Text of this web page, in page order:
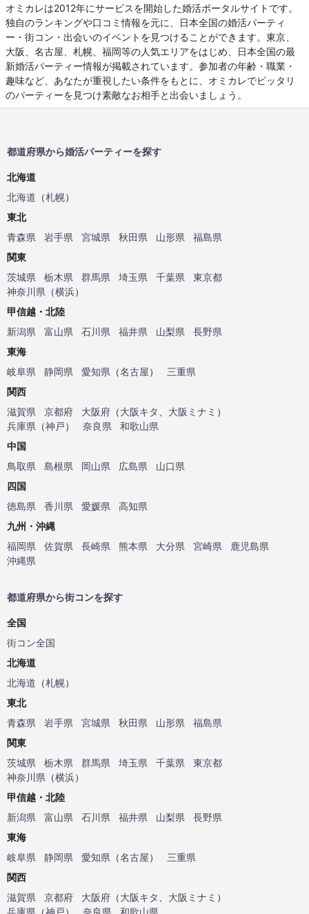
オミカレは2012年にサービスを開始した婚活ポータルサイトです。
独自のランキングや口コミ情報を元に、日本全国の婚活パーティ
ー・街コン・出会いのイベントを見つけることができます。東京、
大阪、名古屋、札幌、福岡等の人気エリアをはじめ、日本全国の最
新婚活パーティー情報が掲載されています。参加者の年齢・職業・
趣味など、あなたが重視したい条件をもとに、オミカレでピッタリ
のパーティーを見つけ素敵なお相手と出会いましょう。
都道府県から婚活パーティーを探す
北海道
北海道 （札幌）
東北
青森県
岩手県 宮城県 秋田県 山形県
福島県
関東
茨城県
栃木県 群馬県 埼玉県 千葉県
東京都
神奈川県 （横浜）
甲信越・北陸
新潟県
富山県 石川県 福井県 山梨県
長野県
東海
岐阜県
静岡県 愛知県 （名古屋）
三重県
関西
滋賀県
京都府 大阪府 （大阪キタ 大阪ミナミ ）
兵庫県 （神戸） 奈良県
和歌山県
中国
鳥取県
島根県 岡山県 広島県
山口県
四国
徳島県
香川県 愛媛県
高知県
九州・沖縄
福岡県
佐賀県 長崎県 熊本県 大分県 宮崎県
鹿児島県
沖縄県
都道府県から街コンを探す
全国
街コン全国
北海道
北海道 （札幌）
東北
青森県
岩手県 宮城県 秋田県 山形県
福島県
関東
茨城県
栃木県 群馬県 埼玉県 千葉県
東京都
神奈川県 （横浜）
甲信越・北陸
新潟県
富山県 石川県 福井県 山梨県
長野県
東海
岐阜県
静岡県 愛知県 （名古屋）
三重県
関西
滋賀県
京都府 大阪府 （大阪キタ 大阪ミナミ ）